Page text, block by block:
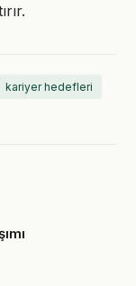
kariyer hedefleri